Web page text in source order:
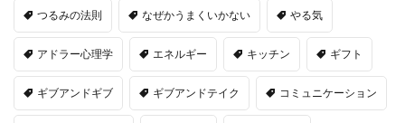
つるみの法則 なぜかうまくいかない やる気
アドラー心理学 エネルギー キッチン ギフト
ギブアンドギブ ギブアンドテイク コミュニケーション